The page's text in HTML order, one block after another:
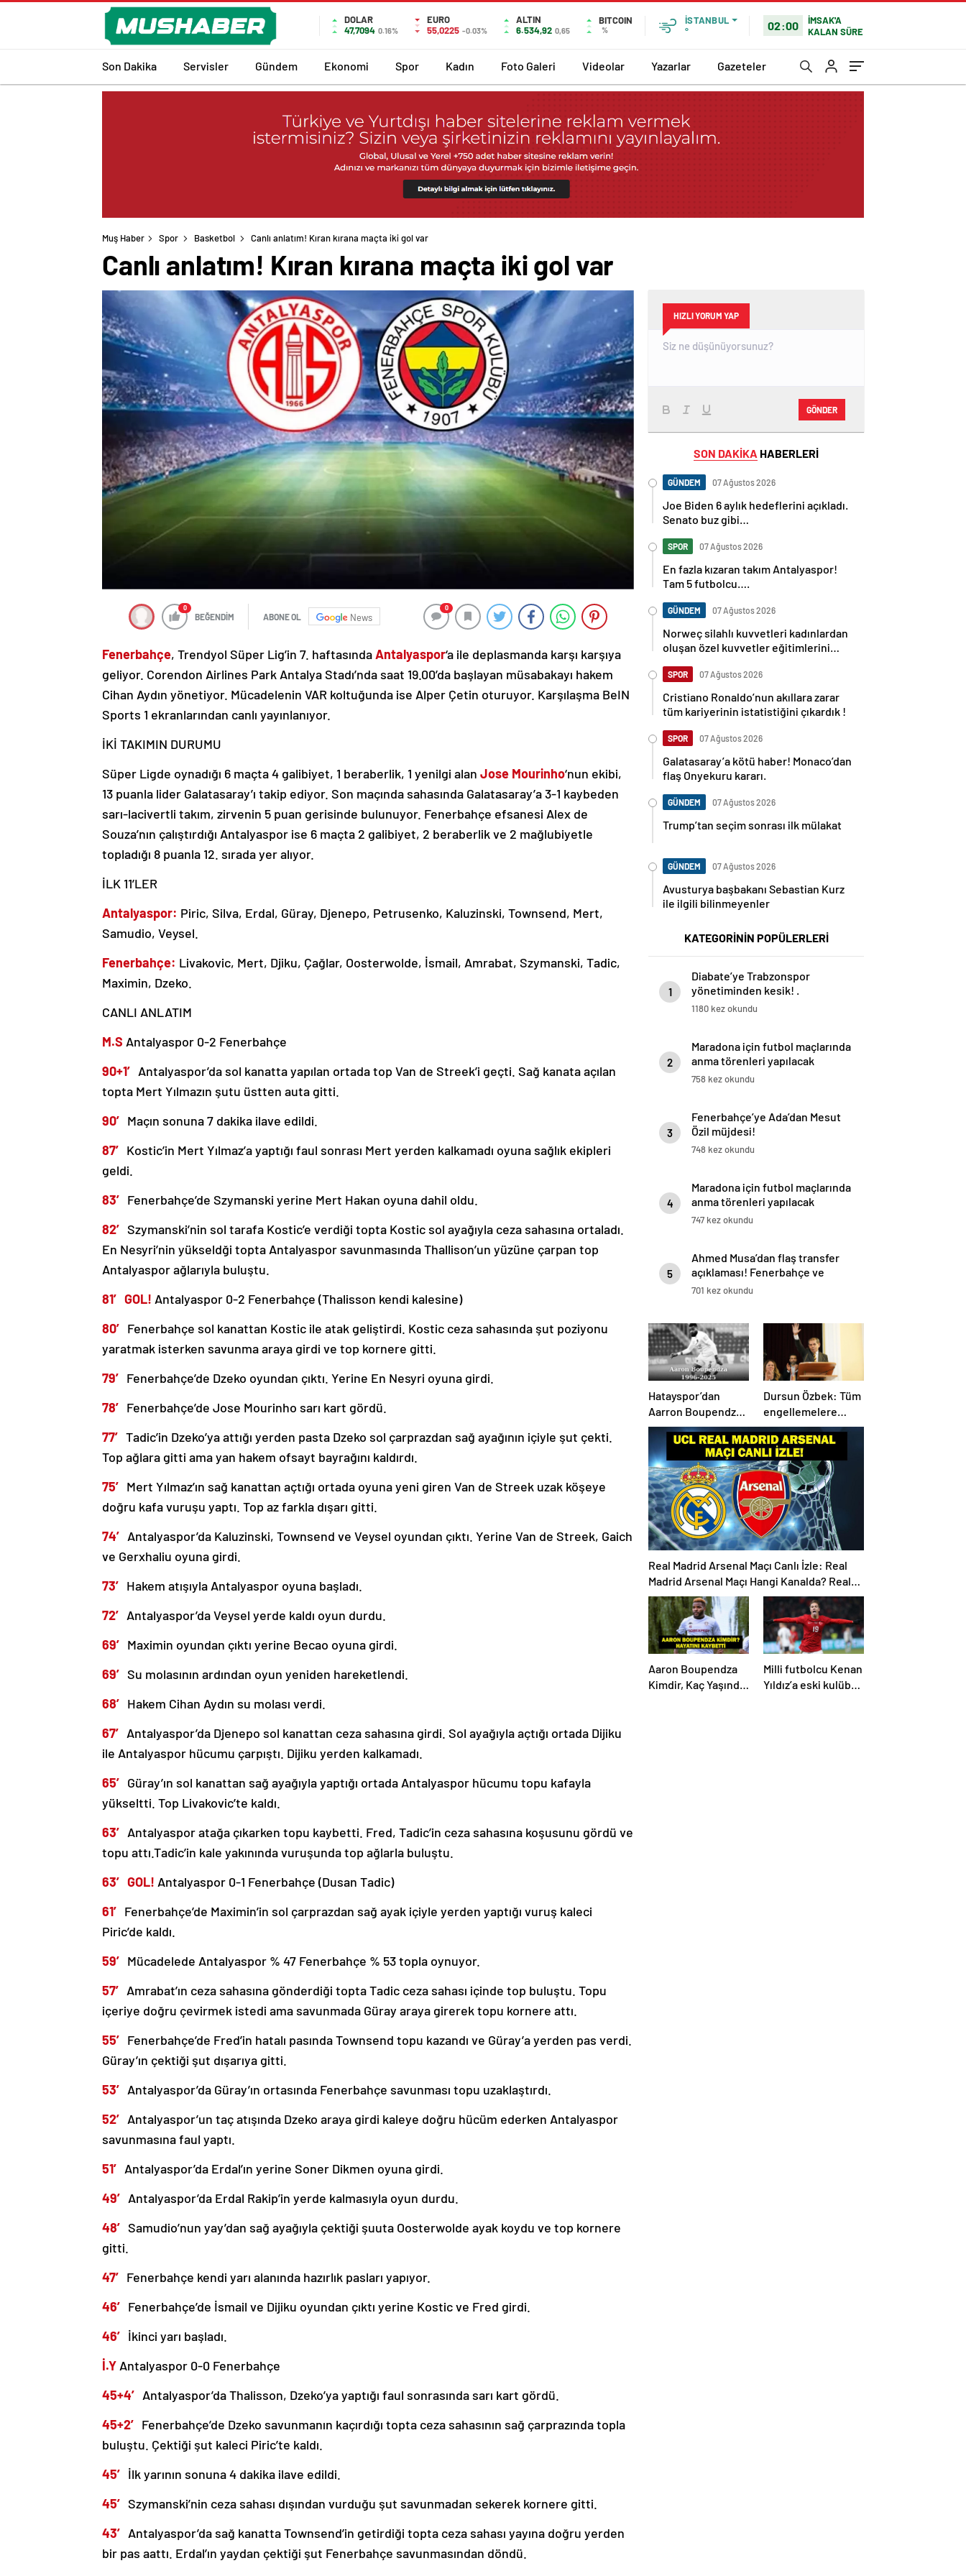
DOLAR
47,7094 0.16%
EURO
55,0225 -0.03%
ALTIN
6.534,92 0,65
BITCOIN
%
İSTANBUL
°
02:00
İMSAK'A
KALAN SÜRE
Son Dakika Servisler Gündem Ekonomi Spor Kadın Foto Galeri Videolar Yazarlar Gazeteler
Muş Haber Spor Basketbol Canlı anlatım! Kıran kırana maçta iki gol var
Canlı anlatım! Kıran kırana maçta iki gol var
0
BEĞENDİM ABONE OL News
0
Fenerbahçe, Trendyol Süper Lig’in 7. haftasındaAntalyaspor‘a ile deplasmanda karşı karşıya
geliyor. Corendon Airlines Park Antalya Stadı’nda saat 19.00’da başlayan müsabakayı hakem
Cihan Aydın yönetiyor. Mücadelenin VAR koltuğunda ise Alper Çetin oturuyor. Karşılaşma BeIN
Sports 1 ekranlarından canlı yayınlanıyor.
İKİ TAKIMIN DURUMU
Süper Ligde oynadığı 6 maçta 4 galibiyet, 1 beraberlik, 1 yenilgi alan Jose Mourinho‘nun ekibi,
13 puanla lider Galatasaray’ı takip ediyor. Son maçında sahasında Galatasaray’a 3-1 kaybeden
sarı-lacivertli takım, zirvenin 5 puan gerisinde bulunuyor. Fenerbahçe efsanesi Alex de
Souza’nın çalıştırdığı Antalyaspor ise 6 maçta 2 galibiyet, 2 beraberlik ve 2 mağlubiyetle
topladığı 8 puanla 12. sırada yer alıyor.
İLK 11’LER
Antalyaspor: Piric, Silva, Erdal, Güray, Djenepo, Petrusenko, Kaluzinski, Townsend, Mert,
Samudio, Veysel.
Fenerbahçe: Livakovic, Mert, Djiku, Çağlar, Oosterwolde, İsmail, Amrabat, Szymanski, Tadic,
Maximin, Dzeko.
CANLI ANLATIM
M.S Antalyaspor 0-2 Fenerbahçe
90+1′ Antalyaspor’da sol kanatta yapılan ortada top Van de Streek’i geçti. Sağ kanata açılan
topta Mert Yılmazın şutu üstten auta gitti.
90′ Maçın sonuna 7 dakika ilave edildi.
87′ Kostic’in Mert Yılmaz’a yaptığı faul sonrası Mert yerden kalkamadı oyuna sağlık ekipleri
geldi.
83′ Fenerbahçe’de Szymanski yerine Mert Hakan oyuna dahil oldu.
82′ Szymanski’nin sol tarafa Kostic’e verdiği topta Kostic sol ayağıyla ceza sahasına ortaladı.
En Nesyri’nin yükseldği topta Antalyaspor savunmasında Thallison’un yüzüne çarpan top
Antalyaspor ağlarıyla buluştu.
81′ GOL! Antalyaspor 0-2 Fenerbahçe (Thalisson kendi kalesine)
80′ Fenerbahçe sol kanattan Kostic ile atak geliştirdi. Kostic ceza sahasında şut poziyonu
yaratmak isterken savunma araya girdi ve top kornere gitti.
79′ Fenerbahçe’de Dzeko oyundan çıktı. Yerine En Nesyri oyuna girdi.
78′ Fenerbahçe’de Jose Mourinho sarı kart gördü.
77′ Tadic’in Dzeko’ya attığı yerden pasta Dzeko sol çarprazdan sağ ayağının içiyle şut çekti.
Top ağlara gitti ama yan hakem ofsayt bayrağını kaldırdı.
75′ Mert Yılmaz’ın sağ kanattan açtığı ortada oyuna yeni giren Van de Streek uzak köşeye
doğru kafa vuruşu yaptı. Top az farkla dışarı gitti.
74′ Antalyaspor’da Kaluzinski, Townsend ve Veysel oyundan çıktı. Yerine Van de Streek, Gaich
ve Gerxhaliu oyuna girdi.
73′ Hakem atışıyla Antalyaspor oyuna başladı.
72′ Antalyaspor’da Veysel yerde kaldı oyun durdu.
69′ Maximin oyundan çıktı yerine Becao oyuna girdi.
69′ Su molasının ardından oyun yeniden hareketlendi.
68′ Hakem Cihan Aydın su molası verdi.
67′ Antalyaspor’da Djenepo sol kanattan ceza sahasına girdi. Sol ayağıyla açtığı ortada Dijiku
ile Antalyaspor hücumu çarpıştı. Dijiku yerden kalkamadı.
65′ Güray’ın sol kanattan sağ ayağıyla yaptığı ortada Antalyaspor hücumu topu kafayla
yükseltti. Top Livakovic’te kaldı.
63′ Antalyaspor atağa çıkarken topu kaybetti. Fred, Tadic’in ceza sahasına koşusunu gördü ve
topu attı.Tadic’in kale yakınında vuruşunda top ağlarla buluştu.
63′ GOL! Antalyaspor 0-1 Fenerbahçe (Dusan Tadic)
61′ Fenerbahçe’de Maximin’in sol çarprazdan sağ ayak içiyle yerden yaptığı vuruş kaleci
Piric’de kaldı.
59′ Mücadelede Antalyaspor % 47 Fenerbahçe % 53 topla oynuyor.
57′ Amrabat’ın ceza sahasına gönderdiği topta Tadic ceza sahası içinde top buluştu. Topu
içeriye doğru çevirmek istedi ama savunmada Güray araya girerek topu kornere attı.
55′ Fenerbahçe’de Fred’in hatalı pasında Townsend topu kazandı ve Güray’a yerden pas verdi.
Güray’ın çektiği şut dışarıya gitti.
53′ Antalyaspor’da Güray’ın ortasında Fenerbahçe savunması topu uzaklaştırdı.
52′ Antalyaspor’un taç atışında Dzeko araya girdi kaleye doğru hücüm ederken Antalyaspor
savunmasına faul yaptı.
51′ Antalyaspor’da Erdal’ın yerine Soner Dikmen oyuna girdi.
49′ Antalyaspor’da Erdal Rakip’in yerde kalmasıyla oyun durdu.
48′ Samudio’nun yay’dan sağ ayağıyla çektiği şuuta Oosterwolde ayak koydu ve top kornere
gitti.
47′ Fenerbahçe kendi yarı alanında hazırlık pasları yapıyor.
46′ Fenerbahçe’de İsmail ve Dijiku oyundan çıktı yerine Kostic ve Fred girdi.
46′ İkinci yarı başladı.
İ.Y Antalyaspor 0-0 Fenerbahçe
45+4′ Antalyaspor’da Thalisson, Dzeko’ya yaptığı faul sonrasında sarı kart gördü.
45+2′ Fenerbahçe’de Dzeko savunmanın kaçırdığı topta ceza sahasının sağ çarprazında topla
buluştu. Çektiği şut kaleci Piric’te kaldı.
45′ İlk yarının sonuna 4 dakika ilave edildi.
45′ Szymanski’nin ceza sahası dışından vurduğu şut savunmadan sekerek kornere gitti.
43′ Antalyaspor’da sağ kanatta Townsend’in getirdiği topta ceza sahası yayına doğru yerden
bir pas aattı. Erdal’ın yaydan çektiği şut Fenerbahçe savunmasından döndü.
HIZLI YORUM YAP
GÖNDER
SON DAKİKA HABERLERİ
GÜNDEM 07 Ağustos 2026
Joe Biden 6 aylık hedeflerini açıkladı.
Senato buz gibi…
SPOR 07 Ağustos 2026
En fazla kızaran takım Antalyaspor!
Tam 5 futbolcu….
GÜNDEM 07 Ağustos 2026
Norweç silahlı kuvvetleri kadınlardan
oluşan özel kuvvetler eğitimlerini
SPOR 07 Ağustos 2026
Cristiano Ronaldo’nun akıllara zarar
tüm kariyerinin istatistiğini çıkardık !
SPOR 07 Ağustos 2026
Galatasaray’a kötü haber! Monaco’dan
flaş Onyekuru kararı.
GÜNDEM 07 Ağustos 2026
Trump’tan seçim sonrası ilk mülakat
GÜNDEM 07 Ağustos 2026
Avusturya başbakanı Sebastian Kurz
ile ilgili bilinmeyenler
KATEGORİNİN POPÜLERLERİ
1
Diabate’ye Trabzonspor
yönetiminden kesik! .
1180 kez okundu
2
Maradona için futbol maçlarında
anma törenleri yapılacak
758 kez okundu
3
Fenerbahçe’ye Ada’dan Mesut
Özil müjdesi!
748 kez okundu
4
Maradona için futbol maçlarında
anma törenleri yapılacak
747 kez okundu
5
Ahmed Musa’dan flaş transfer
açıklaması! Fenerbahçe ve
Galatasaray…
701 kez okundu
Hatayspor’dan
Aarron Boupendza
paylaşımı
Dursun Özbek: Tüm
engellemelere
rağmen hedefimize
ilerliyoruz
Real Madrid Arsenal Maçı Canlı İzle: Real
Madrid Arsenal Maçı Hangi Kanalda? Real
Madrid Arsenal Maçı Ne Zaman, Saat Kaçta?
İşte Maç Kadrosu
Aaron Boupendza
Kimdir, Kaç Yaşında,
Milli futbolcu Kenan
Yıldız’a eski kulübü